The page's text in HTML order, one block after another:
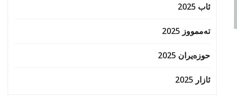
ئاب 2025
تەممووز 2025
حوزه‌یران 2025
ئازار 2025